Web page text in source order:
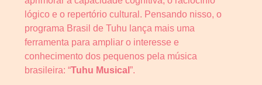
lógico e o repertório cultural. Pensando nisso, o
programa Brasil de Tuhu lança mais uma
ferramenta para ampliar o interesse e
conhecimento dos pequenos pela música
brasileira: “Tuhu Musical ”.